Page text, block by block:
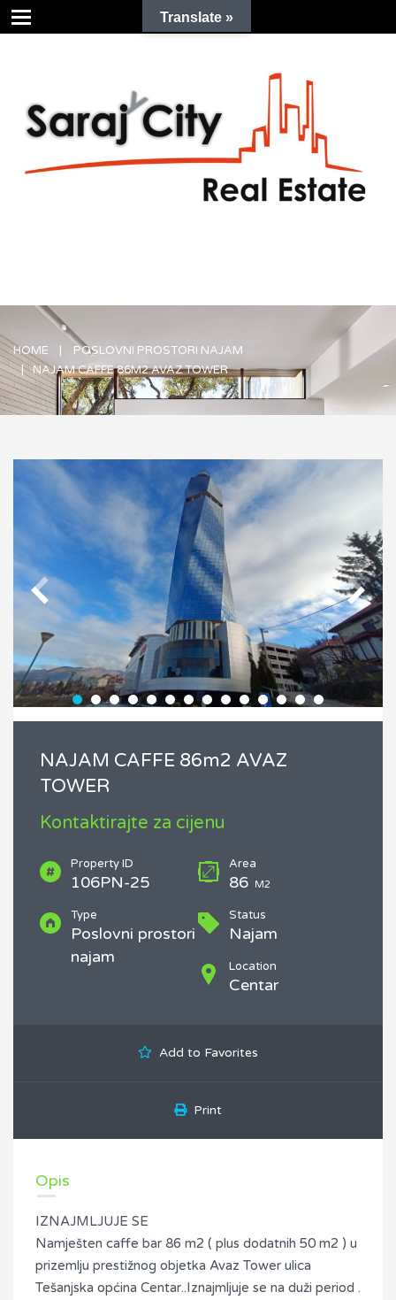
HOME
POSLOVNI PROSTORI NAJAM
NAJAM CAFFE 86M2 AVAZ TOWER
NAJAM CAFFE 86m2 AVAZ
TOWER
Kontaktirajte za cijenu
Property ID
106PN-25
Area
86 M2
Type
Poslovni prostori
najam
Status
Najam
Location
Centar
Add to Favorites
Print
Opis
IZNAJMLJUJE SE
Namješten caffe bar 86 m2 ( plus dodatnih 50 m2 ) u
prizemlju prestižnog objetka Avaz Tower ulica
Tešanjska općina Centar..Iznajmljuje se na duži period .
Translate »